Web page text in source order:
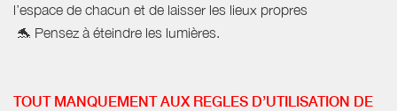
l’espace de chacun et de laisser les lieux propres
🐬 Pensez à éteindre les lumières.
TOUT MANQUEMENT AUX REGLES D’UTILISATION DE